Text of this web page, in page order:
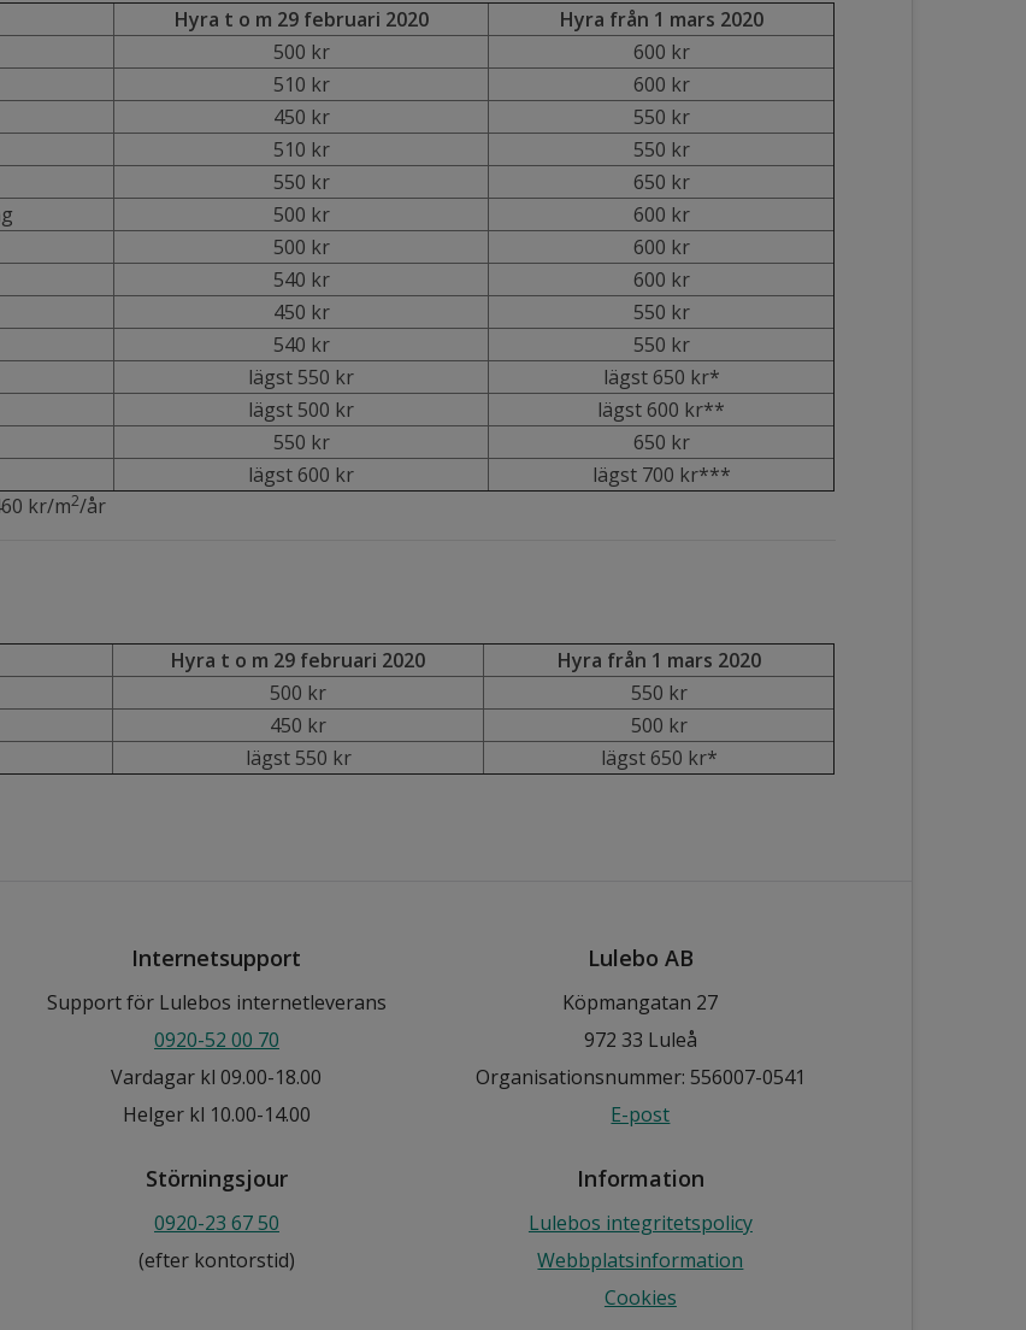
Hyra t o m 29 februari 2020
Hyra från 1 mars 2020
500 kr
600 kr
510 kr
600 kr
450 kr
550 kr
510 kr
550 kr
550 kr
650 kr
500 kr
600 kr
500 kr
600 kr
540 kr
600 kr
450 kr
550 kr
540 kr
550 kr
lägst 550 kr
lägst 650 kr*
lägst 500 kr
lägst 600 kr**
550 kr
650 kr
lägst 600 kr
lägst 700 kr***
kr/m2/år
Hyra t o m 29 februari 2020
Hyra från 1 mars 2020
500 kr
550 kr
450 kr
500 kr
lägst 550 kr
lägst 650 kr*
Internetsupport
Support för Lulebos internetleverans
0920-52 00 70
Vardagar kl 09.00-18.00
Helger kl 10.00-14.00
Störningsjour
0920-23 67 50
(efter kontorstid)
Lulebo AB
Köpmangatan 27
972 33 Luleå
Organisationsnummer: 556007-0541
E-post
Information
Lulebos integritetspolicy
Webbplatsinformation
Cookies